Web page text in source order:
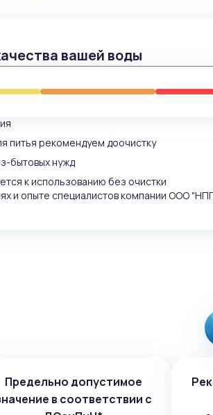
вашей воды
питья рекомендуем доочистку
бытовых нужд
к использованию без очистки
и опыте специалистов компании ООО
Предельно допустимое
в соответствии с